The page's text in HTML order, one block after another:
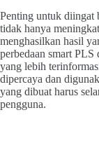
Penting untuk diingat
tidak hanya
menghasilkan hasil
perbedaan smart PLS
yang lebih
dipercaya dan
yang dibuat harus
pengguna.